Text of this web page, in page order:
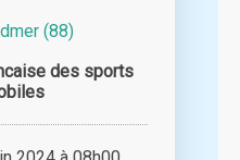
(88)
des sports